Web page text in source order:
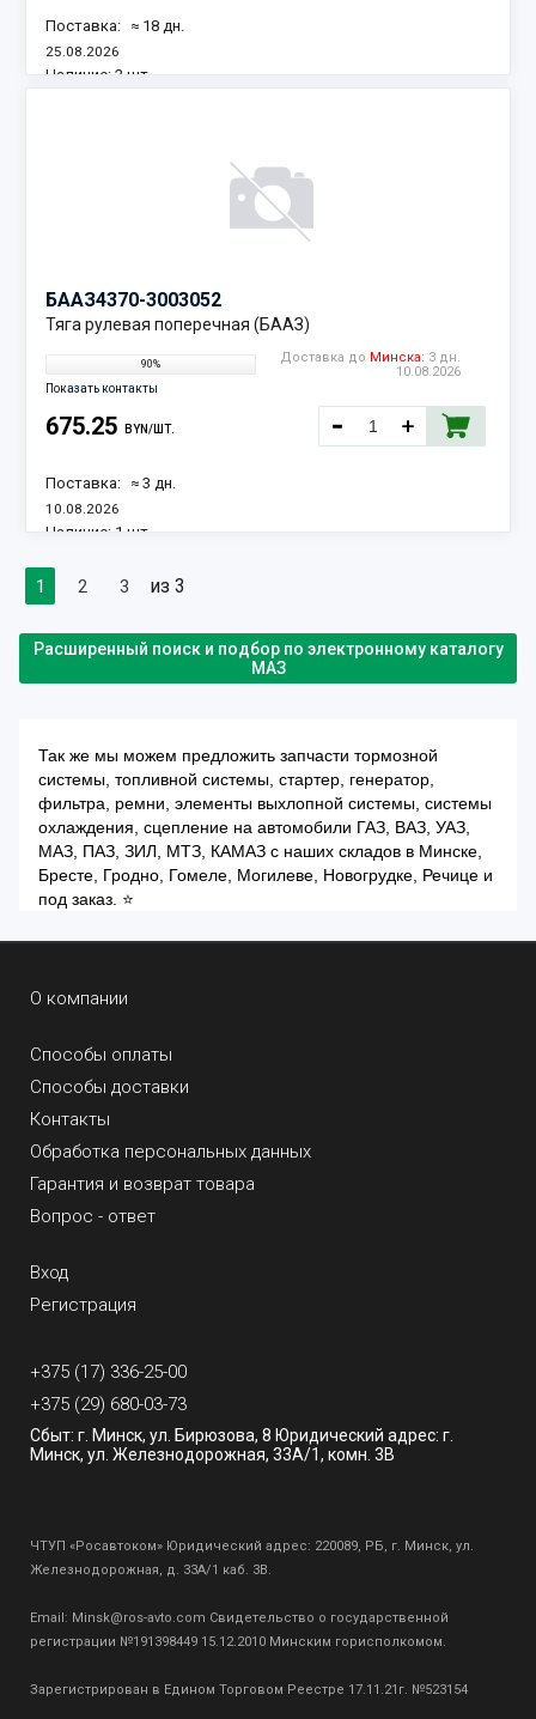
Поставка: ≈ 18 дн.
25.08.2026
Наличие: 2 шт.
БААЗ4370-3003052
Тяга рулевая поперечная (БААЗ)
90%
Показать контакты
Доставка до Минска: 3 дн.
10.08.2026
675.25 BYN/ШТ.
Поставка: ≈ 3 дн.
10.08.2026
Наличие: 1 шт.
1 2 3 из 3
Расширенный поиск и подбор по электронному каталогу
МАЗ
Так же мы можем предложить запчасти тормозной
системы, топливной системы, стартер, генератор,
фильтра, ремни, элементы выхлопной системы, системы
охлаждения, сцепление на автомобили ГАЗ, ВАЗ, УАЗ,
МАЗ, ПАЗ, ЗИЛ, МТЗ, КАМАЗ с наших складов в Минске,
Бресте, Гродно, Гомеле, Могилеве, Новогрудке, Речице и
под заказ. ⭐
О компании
Способы оплаты
Способы доставки
Контакты
Обработка персональных данных
Гарантия и возврат товара
Вопрос - ответ
Вход
Регистрация
+375 (17) 336-25-00
+375 (29) 680-03-73
Сбыт: г. Минск, ул. Бирюзова, 8 Юридический адрес: г.
Минск, ул. Железнодорожная, 33А/1, комн. 3В
ЧТУП «Росавтоком» Юридический адрес: 220089, РБ, г. Минск, ул.
Железнодорожная, д. 33А/1 каб. 3В.
Email: Minsk@ros-avto.com Свидетельство о государственной
регистрации №191398449 15.12.2010 Минским горисполкомом.
Зарегистрирован в Едином Торговом Реестре 17.11.21г. №523154